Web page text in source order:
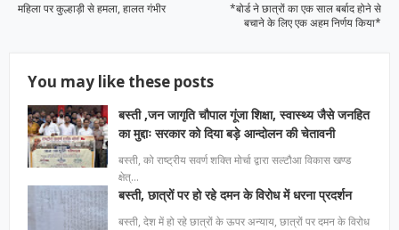
*बोर्ड ने छात्रों का एक साल बर्बाद होने से
बचाने के लिए एक अहम निर्णय किया*
महिला पर कुल्हाड़ी से हमला, हालत गंभीर
You may like these posts
बस्ती ,जन जागृति चौपाल गूंजा शिक्षा, स्वास्थ्य जैसे जनहित
का मुद्दाः सरकार को दिया बड़े आन्दोलन की चेतावनी
बस्ती, को राष्ट्रीय सवर्ण शक्ति मोर्चा द्वारा सल्टौआ विकास खण्ड
क्षेत्…
बस्ती, छात्रों पर हो रहे दमन के विरोध में धरना प्रदर्शन
बस्ती, देश में हो रहे छात्रों के ऊपर अन्याय, छात्रों पर दमन के विरोध